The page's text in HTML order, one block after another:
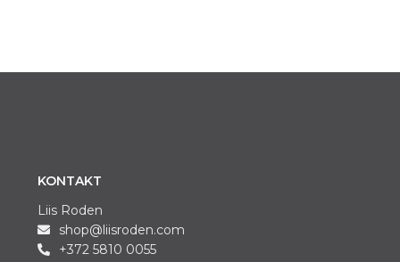
KONTAKT
Liis Roden
shop@liisroden.com
+372 5810 0055